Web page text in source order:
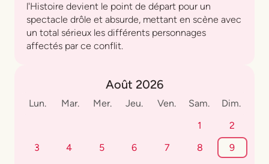
l'Histoire devient le point de départ pour un
spectacle drôle et absurde, mettant en scène avec
un total sérieux les différents personnages
affectés par ce conflit.
Août 2026
Lun. Mar. Mer. Jeu. Ven. Sam.
Dim.
1
2
3
4 5 6 7 8
9